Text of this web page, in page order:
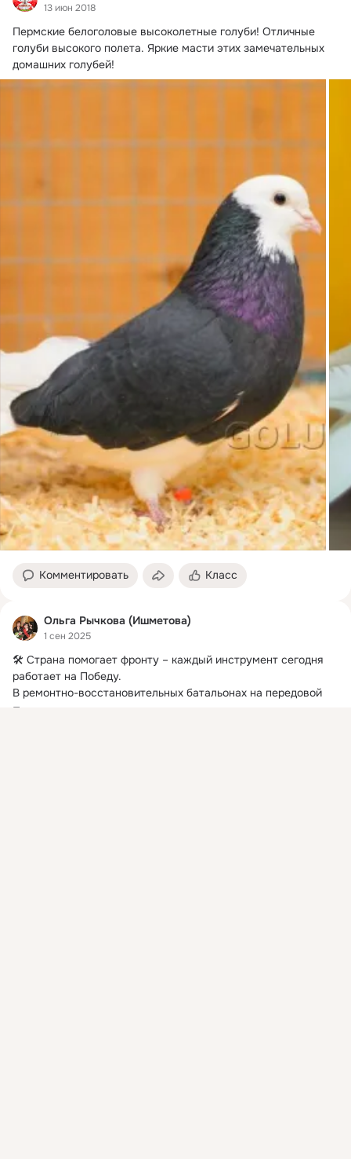
13 июн 2018
Пермские белоголовые высоколетные голуби! Отличные
голуби высокого полета. Яркие масти этих замечательных
домашних голубей!
Комментировать Класс
Ольга Рычкова (Ишметова)
1 сен 2025
🛠 Страна помогает фронту – каждый инструмент сегодня
работает на Победу.
В ремонтно-восстановительных батальонах на передовой
всё...
Показать еще